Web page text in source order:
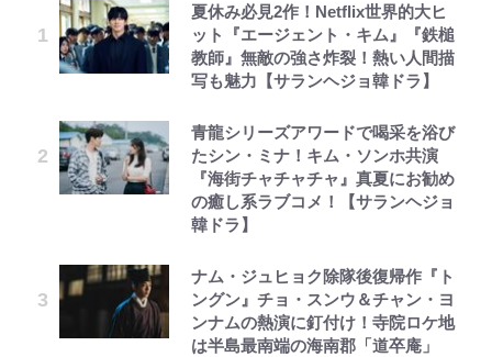
夏休み必見2作！Netflix世界的大ヒ
ット『エージェント・キム』『鉄槌
教師』無敵の強さ炸裂！熱い人間描
写も魅力【サランヘジョ韓ドラ】
青龍シリーズアワードで喝采を浴び
たシン・ミナ！キム・ソンホ共演
『海街チャチャチャ』真夏にお勧め
の癒し系ラブコメ！【サランヘジョ
韓ドラ】
ナム・ジュヒョク除隊後復帰作『ト
ングン』チョ・スンウ＆チャン・ヨ
ンナムの熱演に釘付け！寺院ロケ地
は半島最南端の海南郡「道卒庵」